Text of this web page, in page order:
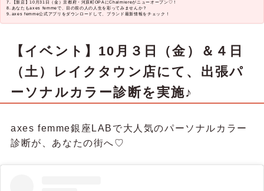
【新店】10月31日（金）京都府・河原町OPAにChalmiereがニューオープン♡！
あなたもaxes femmeで、目の前の人の人生を彩ってみませんか？
axes femme公式アプリをダウンロードして、ブランド最新情報をチェック！
【イベント】10月３日（金）＆４日
（土）レイクタウン店にて、出張パ
ーソナルカラー診断を実施♪
axes femme銀座LABで大人気のパーソナルカラー
診断が、あなたの街へ♡